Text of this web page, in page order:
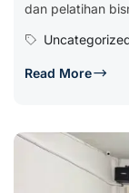
dan pelatihan
Read More